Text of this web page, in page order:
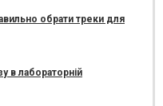
обрати треки для
в лабораторній